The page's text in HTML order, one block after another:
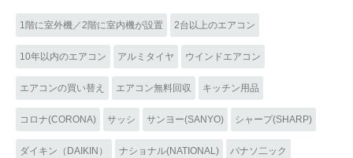
1階に室外機／2階に室内機が設置 2台以上のエアコン
10年以内のエアコン アルミタイヤ ウインドエアコン
エアコンの買い替え エアコン無料回収 キッチン用品
コロナ(CORONA) サッシ サンヨー(SANYO) シャープ(SHARP)
ダイキン（DAIKIN） ナショナル(NATIONAL) パナソ二ック